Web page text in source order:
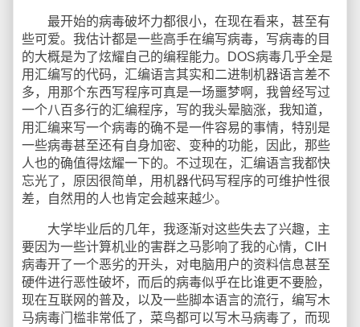
最开始的病毒破坏力都很小，在现在看来，甚至有
些可爱。我估计都是一些高手在编写病毒，写病毒的目
的大概是为了炫耀自己的编程能力。DOS病毒几乎全是
用汇编写的代码，汇编语言其实和二进制机器语言差不
多，用那个东西写程序可真是一场噩梦啊，我曾经写过
一个八百多行的汇编程序，写的我头晕脑涨，我知道，
用汇编来写一个病毒的确不是一件容易的事情，特别是
一些病毒甚至还有自身加密、变种的功能，因此，那些
人也的确值得炫耀一下的。不过现在，汇编语言我都快
忘光了，原因很简单，用机器代码写程序的可维护性很
差，自然用的人也肯定会越来越少。
大学毕业后的几年，我逐渐对这些失去了兴趣，主
要因为一些计算机业的害群之马影响了我的心情，CIH
病毒开了一个恶劣的开头，对电脑用户的资料信息甚至
硬件进行恶性破坏，而后的病毒似乎在比谁更不要脸，
现在互联网的普及，以及一些脚本语言的流行，编写木
马病毒门槛非常低了，菜鸟都可以写木马病毒了，而现